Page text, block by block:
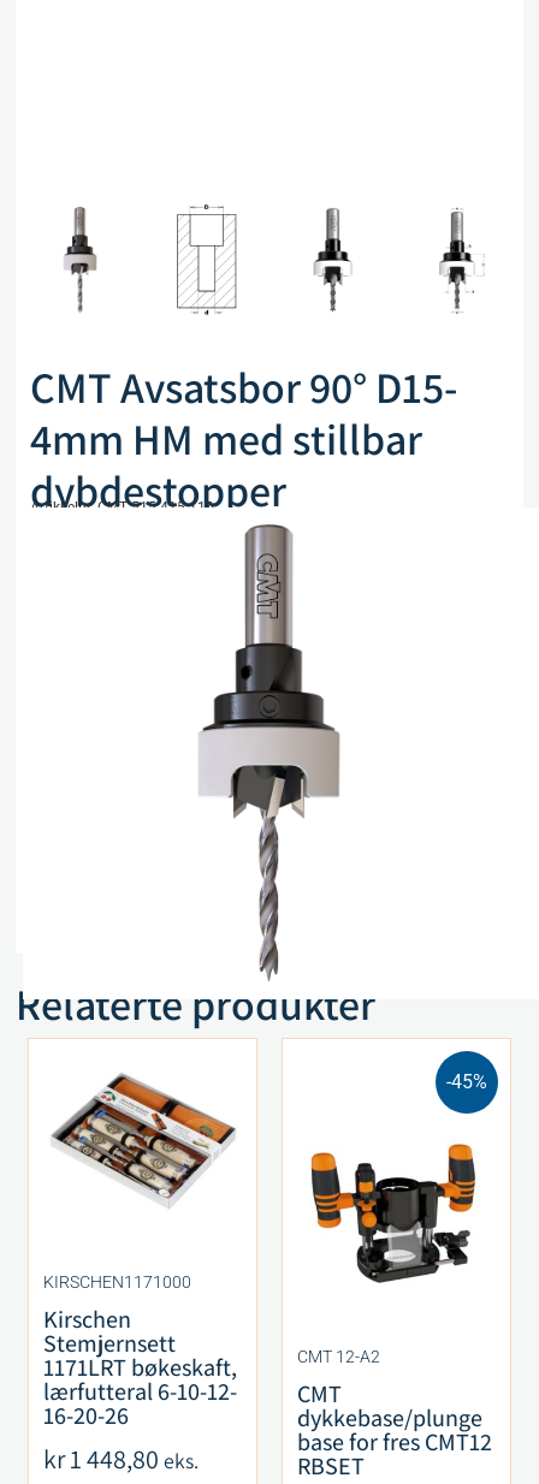
CMT Avsatsbor 90° D15-
4mm HM med stillbar
dybdestopper
Artikkelnr. CMT 515.415.11A
Legg i handlekurv
Sammenlign
Relaterte produkter
KIRSCHEN1171000
Kirschen
Stemjernsett
1171LRT bøkeskaft,
lærfutteral 6-10-12-
16-20-26
kr1 448,80 eks.
-45%
CMT 12-A2
CMT
dykkebase/plunge
base for fres CMT12
RBSET